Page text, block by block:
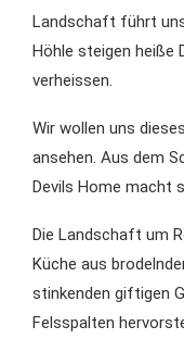
Landschaft führt
Höhle steigen heiße
verheissen.
Wir wollen uns
ansehen. Aus dem
Devils Home macht
Die Landschaft um
Küche aus
stinkenden giftigen
Felsspalten